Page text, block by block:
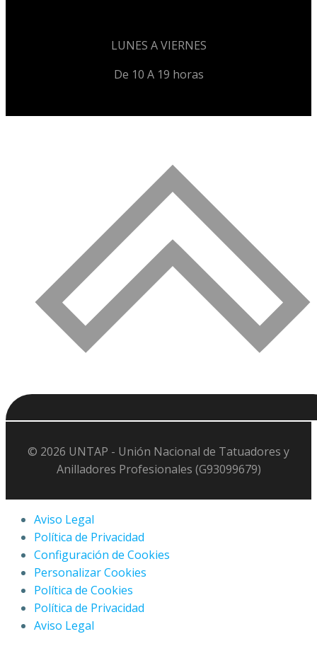
LUNES A VIERNES
De 10 A 19 horas
© 2026 UNTAP - Unión Nacional de Tatuadores y
Anilladores Profesionales (G93099679)
Aviso Legal
Política de Privacidad
Configuración de Cookies
Personalizar Cookies
Política de Cookies
Política de Privacidad
Aviso Legal